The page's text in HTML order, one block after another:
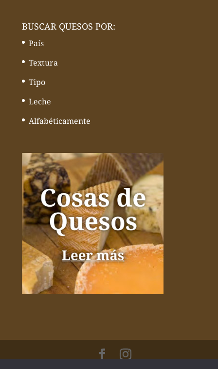
BUSCAR QUESOS POR:
País
Textura
Tipo
Leche
Alfabéticamente